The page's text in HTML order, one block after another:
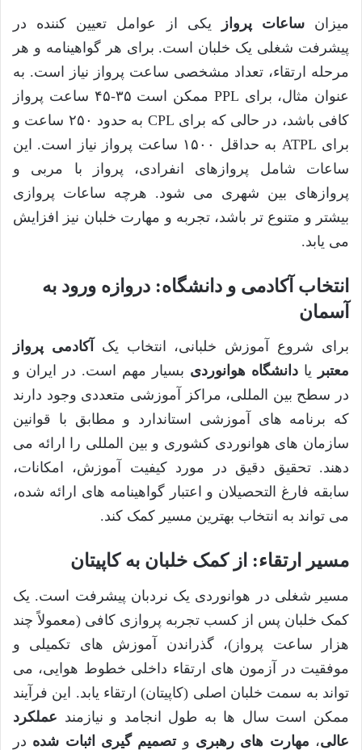
میزانساعات پرواز
یکی از عوامل تعیین کننده در
پیشرفت شغلی یک خلبان است. برای هر گواهینامه و هر
مرحله ارتقاء، تعداد مشخصی ساعت پرواز نیاز است. به
عنوان مثال، برای PPL ممکن است ۳۵-۴۵ ساعت پرواز
کافی باشد، در حالی که برای CPL به حدود ۲۵۰ ساعت و
برای ATPL به حداقل ۱۵۰۰ ساعت پرواز نیاز است. این
ساعات شامل پروازهای انفرادی، پرواز با مربی و
پروازهای بین شهری می شود. هرچه ساعات پروازی
بیشتر و متنوع تر باشد، تجربه و مهارت خلبان نیز افزایش
می یابد.
انتخاب آکادمی و دانشگاه: دروازه ورود به
آسمان
برای شروع آموزش خلبانی، انتخاب یک
آکادمی پرواز
معتبر
یا دانشگاه هوانوردی بسیار مهم است. در ایران و
در سطح بین المللی، مراکز آموزشی متعددی وجود دارند
که برنامه های آموزشی استاندارد و مطابق با قوانین
سازمان های هوانوردی کشوری و بین المللی را ارائه می
دهند. تحقیق دقیق در مورد کیفیت آموزش، امکانات،
سابقه فارغ التحصیلان و اعتبار گواهینامه های ارائه شده،
می تواند به انتخاب بهترین مسیر کمک کند.
مسیر ارتقاء: از کمک خلبان به کاپیتان
مسیر شغلی در هوانوردی یک نردبان پیشرفت است. یک
کمک خلبان پس از کسب تجربه پروازی کافی (معمولاً چند
هزار ساعت پرواز)، گذراندن آموزش های تکمیلی و
موفقیت در آزمون های ارتقاء داخلی خطوط هوایی، می
تواند به سمت خلبان اصلی (کاپیتان) ارتقاء یابد. این فرآیند
ممکن است سال ها به طول انجامد و نیازمند عملکرد
عالی، مهارت های رهبری وتصمیم گیری اثبات شده در